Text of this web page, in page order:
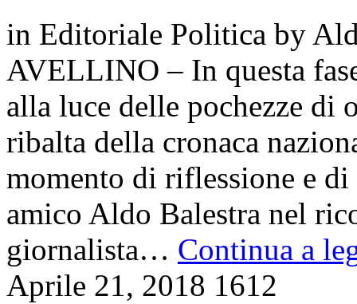
in Editoriale Politica by
AVELLINO – In questa
alla luce delle pochezze di
ribalta della cronaca
momento di riflessione e
amico Aldo Balestra nel
giornalista… Continua a
Aprile 21, 2018 1612